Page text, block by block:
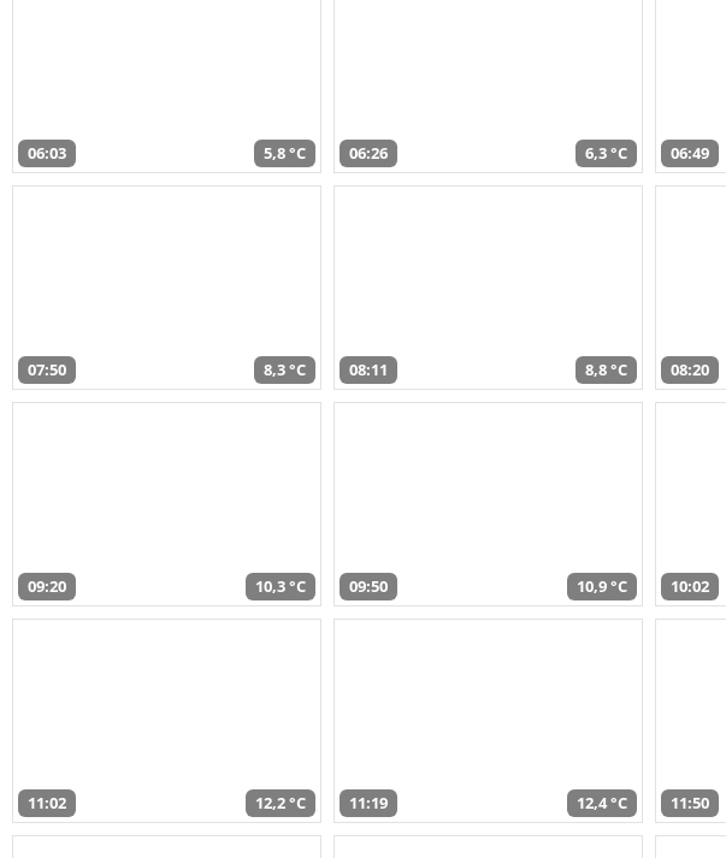
06:03 5,8 °C 06:26 6,3 °C 06:49
07:50 8,3 °C 08:11 8,8 °C 08:20
09:20 10,3 °C 09:50 10,9 °C 10:02
11:02 12,2 °C 11:19 12,4 °C 11:50